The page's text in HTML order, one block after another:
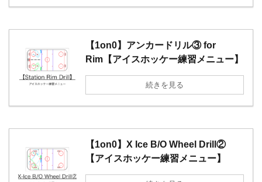
【1on0】アンカードリル③ for
Rim【アイスホッケー練習メニュー】
続きを見る
【1on0】X Ice B/O Wheel Drill②
【アイスホッケー練習メニュー】